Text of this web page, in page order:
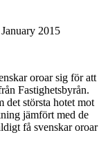
2015
oroar sig för att
Fastighetsbyrån.
det största hotet mot
jämfört med de
få svenskar oroar